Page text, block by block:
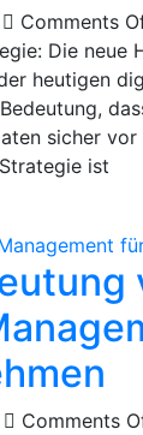
Comments
Die neue
heutigen
sicher
ist
Comments